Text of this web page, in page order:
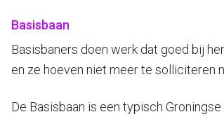
Basisbaan
Basisbaners doen werk dat goed bij
en ze hoeven niet meer te solliciteren
De Basisbaan is een typisch